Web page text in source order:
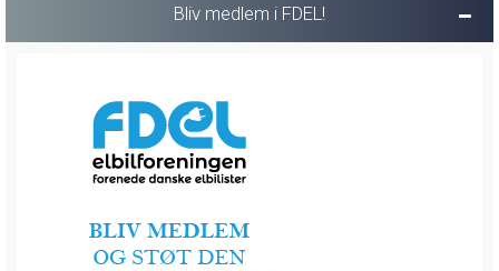
Bliv medlem i FDEL!